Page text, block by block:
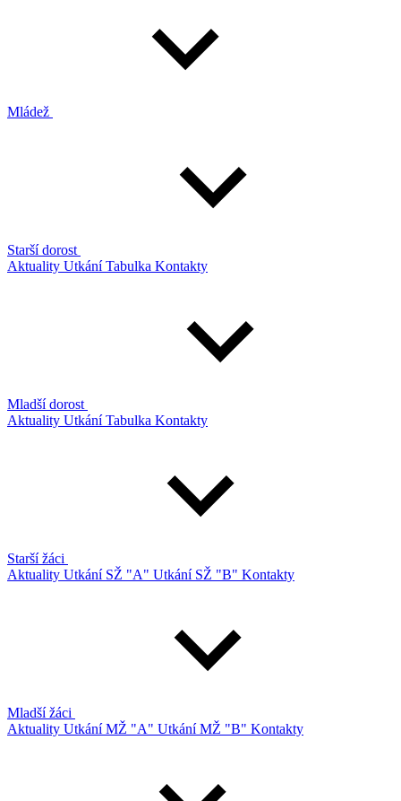
Mládež
Starší dorost
Aktuality UtkáníTabulka Kontakty
Mladší dorost
Aktuality UtkáníTabulka Kontakty
Starší žáci
Aktuality Utkání SŽ "A" Utkání SŽ "B" Kontakty
Mladší žáci
Aktuality Utkání MŽ "A" Utkání MŽ "B" Kontakty